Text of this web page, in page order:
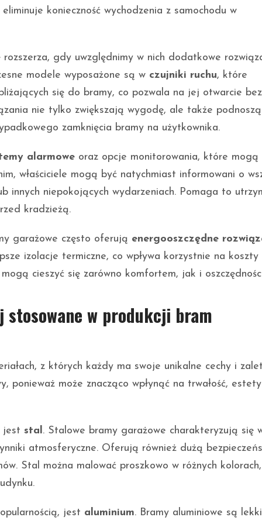
konieczność wychodzenia z samochodu w
gdy uwzględnimy w nich dodatkowe
modele wyposażone są w czujniki ruchu, które
się do bramy, co pozwala na jej otwarcie bez
nie tylko zwiększają wygodę, ale także
zamknięcia bramy na użytkownika.
alarmowe oraz opcje monitorowania, które mogą
właściciele mogą być natychmiast informowani o
innych niepokojących wydarzeniach. Pomaga to
kradzieżą.
garażowe często oferują energooszczędne
izolacje termiczne, co wpływa korzystnie na koszty
cieszyć się zarówno komfortem, jak i
w produkcji bram
z których każdy ma swoje unikalne cechy i
ponieważ może znacząco wpłynąć na trwałość,
jest stal. Stalowe bramy garażowe charakteryzują się
atmosferyczne. Oferują również dużą
Stal można malować proszkowo w różnych
jest aluminium. Bramy aluminiowe są